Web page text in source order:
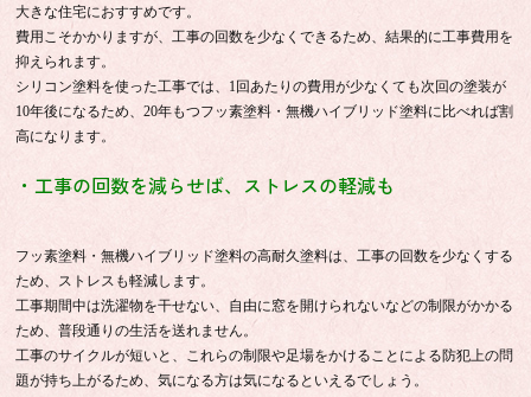
大きな住宅におすすめです。
費用こそかかりますが、工事の回数を少なくできるため、結果的に工事費用を
抑えられます。
シリコン塗料を使った工事では、1回あたりの費用が少なくても次回の塗装が
10年後になるため、20年もつフッ素塗料・無機ハイブリッド塗料に比べれば割
高になります。
・工事の回数を減らせば、ストレスの軽減も
フッ素塗料・無機ハイブリッド塗料の高耐久塗料は、工事の回数を少なくする
ため、ストレスも軽減します。
工事期間中は洗濯物を干せない、自由に窓を開けられないなどの制限がかかる
ため、普段通りの生活を送れません。
工事のサイクルが短いと、これらの制限や足場をかけることによる防犯上の問
題が持ち上がるため、気になる方は気になるといえるでしょう。